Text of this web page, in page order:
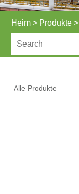
Heim > Produkte
Alle Produkte